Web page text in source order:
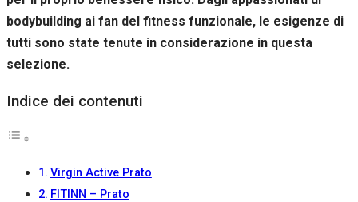
bodybuilding ai fan del fitness funzionale, le esigenze di
tutti sono state tenute in considerazione in questa
selezione.
Indice dei contenuti
Virgin Active Prato
FITINN – Prato
Condividendo i
tuoi interessi e il
tuo
comportamento
mentre visiti il
aumenti le
e offerte